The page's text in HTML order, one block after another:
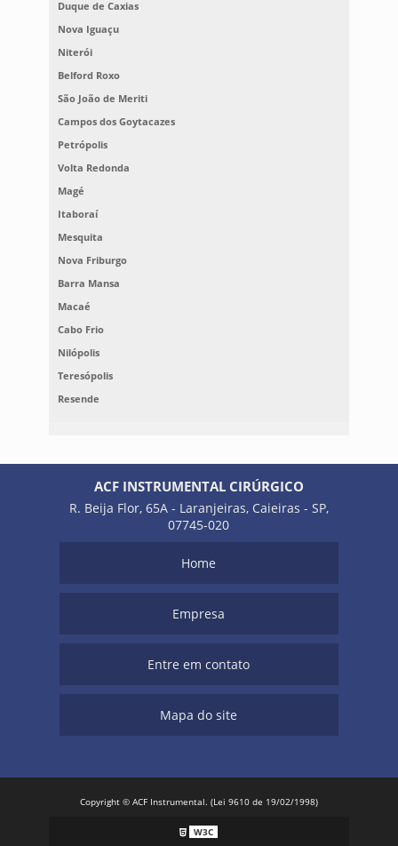
Duque de Caxias
Nova Iguaçu
Niterói
Belford Roxo
São João de Meriti
Campos dos Goytacazes
Petrópolis
Volta Redonda
Magé
Itaboraí
Mesquita
Nova Friburgo
Barra Mansa
Macaé
Cabo Frio
Nilópolis
Teresópolis
Resende
ACF INSTRUMENTAL CIRÚRGICO
R. Beija Flor, 65A - Laranjeiras, Caieiras - SP,
07745-020
Home
Empresa
Entre em contato
Mapa do site
Copyright © ACF Instrumental. (Lei 9610 de 19/02/1998)
W3C